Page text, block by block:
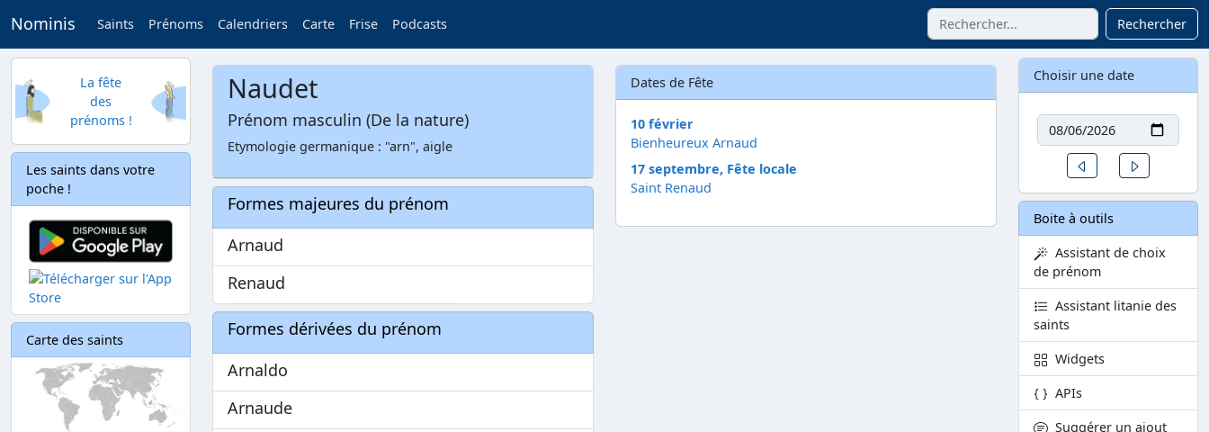
Nominis Saints Prénoms Calendriers Carte Frise Podcasts Rechercher
La fête
des
prénoms !
Les saints dans votre
poche !
Carte des saints
Naudet
Prénom masculin (De la nature)
Etymologie germanique : "arn", aigle
Formes majeures du prénom
Arnaud
Renaud
Formes dérivées du prénom
Arnaldo
Arnaude
Dates de Fête
10 février
Bienheureux Arnaud
17 septembre, Fête locale
Saint Renaud
Choisir une date
Date
Un jour avant
Boite à outils
Assistant de choix
de prénom
Assistant litanie des
saints
Widgets
APIs
Suggérer un ajout